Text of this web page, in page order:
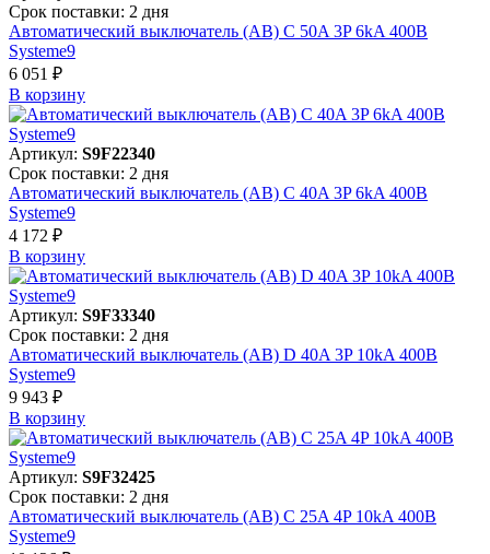
Срок поставки: 2 дня
Автоматический выключатель (АВ) C 50A 3P 6kA 400В
Systeme9
6 051 ₽
В корзинy
Артикул: S9F22340
Срок поставки: 2 дня
Автоматический выключатель (АВ) C 40A 3P 6kA 400В
Systeme9
4 172 ₽
В корзинy
Артикул: S9F33340
Срок поставки: 2 дня
Автоматический выключатель (АВ) D 40A 3P 10kA 400В
Systeme9
9 943 ₽
В корзинy
Артикул: S9F32425
Срок поставки: 2 дня
Автоматический выключатель (АВ) C 25A 4P 10kA 400В
Systeme9